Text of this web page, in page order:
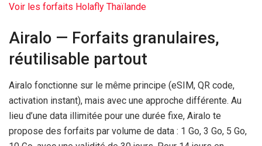
Voir les forfaits Holafly Thaïlande
Airalo — Forfaits granulaires,
réutilisable partout
Airalo fonctionne sur le même principe (eSIM, QR code,
activation instant), mais avec une approche différente. Au
lieu d’une data illimitée pour une durée fixe, Airalo te
propose des forfaits par volume de data : 1 Go, 3 Go, 5 Go,